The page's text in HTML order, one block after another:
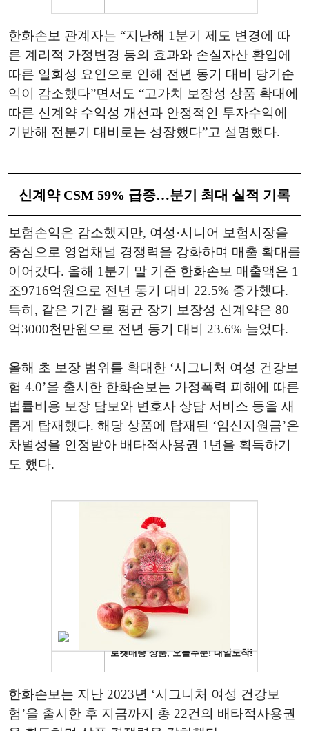
한화손보 관계자는 “지난해 1분기 제도 변경에 따
른 계리적 가정변경 등의 효과와 손실자산 환입에
따른 일회성 요인으로 인해 전년 동기 대비 당기순
익이 감소했다”면서도 “고가치 보장성 상품 확대에
따른 신계약 수익성 개선과 안정적인 투자수익에
기반해 전분기 대비로는 성장했다”고 설명했다.
신계약 CSM 59% 급증…분기 최대 실적 기록
보험손익은 감소했지만, 여성·시니어 보험시장을
중심으로 영업채널 경쟁력을 강화하며 매출 확대를
이어갔다. 올해 1분기 말 기준 한화손보 매출액은 1
조9716억원으로 전년 동기 대비 22.5% 증가했다.
특히, 같은 기간 월 평균 장기 보장성 신계약은 80
억3000천만원으로 전년 동기 대비 23.6% 늘었다.
올해 초 보장 범위를 확대한 ‘시그니처 여성 건강보
험 4.0’을 출시한 한화손보는 가정폭력 피해에 따른
법률비용 보장 담보와 변호사 상담 서비스 등을 새
롭게 탑재했다. 해당 상품에 탑재된 ‘임신지원금’은
차별성을 인정받아 배타적사용권 1년을 획득하기
도 했다.
한화손보는 지난 2023년 ‘시그니처 여성 건강보
험’을 출시한 후 지금까지 총 22건의 배타적사용권